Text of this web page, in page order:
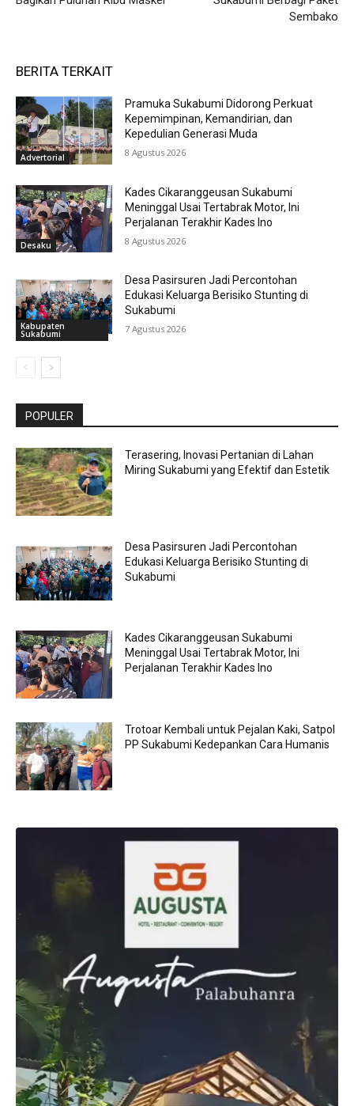
Sembako
BERITA TERKAIT
Advertorial
Pramuka Sukabumi Didorong Perkuat
Kepemimpinan, Kemandirian, dan
Kepedulian Generasi Muda
8 Agustus 2026
Desaku
Kades Cikaranggeusan Sukabumi
Meninggal Usai Tertabrak Motor, Ini
Perjalanan Terakhir Kades Ino
8 Agustus 2026
Kabupaten
Sukabumi
Desa Pasirsuren Jadi Percontohan
Edukasi Keluarga Berisiko Stunting di
Sukabumi
7 Agustus 2026
POPULER
Terasering, Inovasi Pertanian di Lahan
Miring Sukabumi yang Efektif dan Estetik
Desa Pasirsuren Jadi Percontohan
Edukasi Keluarga Berisiko Stunting di
Sukabumi
Kades Cikaranggeusan Sukabumi
Meninggal Usai Tertabrak Motor, Ini
Perjalanan Terakhir Kades Ino
Trotoar Kembali untuk Pejalan Kaki, Satpol
PP Sukabumi Kedepankan Cara Humanis